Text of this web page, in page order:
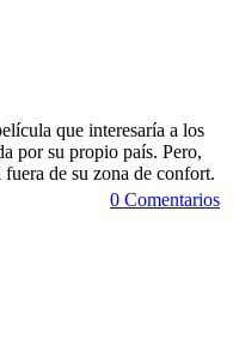
que interesaría a los
por su propio país. Pero,
de su zona de confort.
0 Comentarios